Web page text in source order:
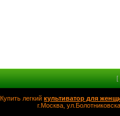
[
Купить легкийкультиватор для
г.Москва,